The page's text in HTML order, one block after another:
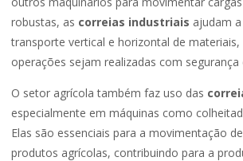
robustas, as correias industriais ajudam
transporte vertical e horizontal de
operações sejam realizadas com segurança
O setor agrícola também faz uso das
especialmente em máquinas como
Elas são essenciais para a movimentação
produtos agrícolas, contribuindo para a